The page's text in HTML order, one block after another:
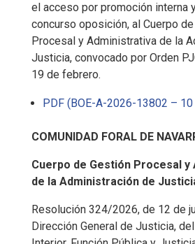
el acceso por promoción interna
concurso oposición, al Cuerpo
Procesal y Administrativa de la
Justicia, convocado por Orden
19 de febrero.
PDF (BOE-A-2026-13802 – 10
COMUNIDAD FORAL DE
Cuerpo de Gestión Procesal
de la Administración de
Resolución 324/2026, de 12 de
Dirección General de Justicia,